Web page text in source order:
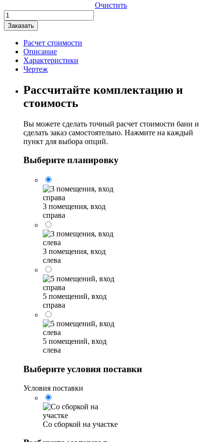
Очистить
Количество
товара
Баня
Квадро-
Хаус
"5x6"
помещения
Заказать
Расчет стоимости
Описание
Характеристики
Чертеж
Рассчитайте комплектацию и
стоимость
Вы можете сделать точный расчет стоимости бани и
сделать заказ самостоятельно. Нажмите на каждый
пункт для выбора опций.
Выберите планировку
3 помещения, вход
справа
3 помещения, вход
слева
5 помещений, вход
справа
5 помещений, вход
слева
Выберите условия поставки
Условия поставки
Со сборкой на участке